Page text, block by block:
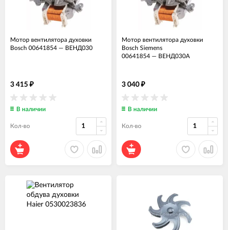
Мотор вентилятора духовки
Bosch 00641854 — ВЕНД030
3 415 ₽
В наличии
Кол-во
Мотор вентилятора духовки
Bosch Siemens
00641854 — ВЕНД030А
3 040 ₽
В наличии
Кол-во